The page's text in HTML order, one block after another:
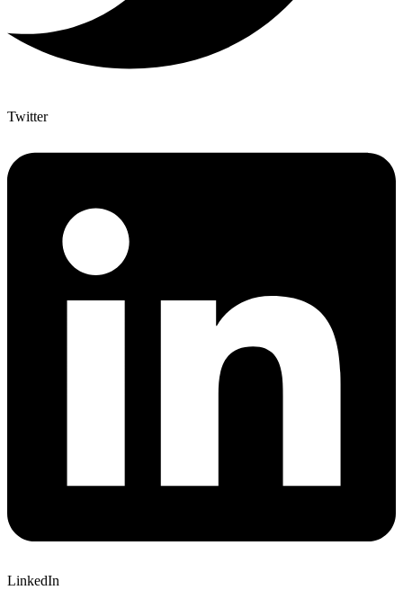
Twitter
LinkedIn